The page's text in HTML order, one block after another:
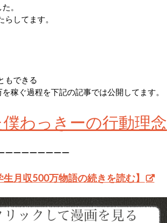
。
してます。
もできる
稼ぐ過程を下記の記事では公開してます。
わっきーの行動理念
ーーーーーーーー
月収500万物語の続きを読む】